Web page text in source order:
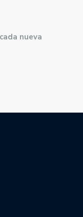
nueva